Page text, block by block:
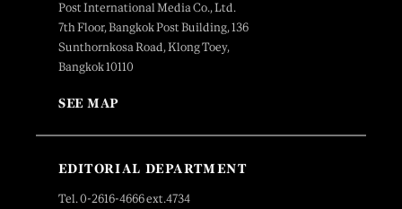
Post International Media Co., Ltd.
7th Floor, Bangkok Post Building, 136
Sunthornkosa Road, Klong Toey,
Bangkok 10110
SEE MAP
EDITORIAL DEPARTMENT
Tel. 0-2616-4666 ext.4734